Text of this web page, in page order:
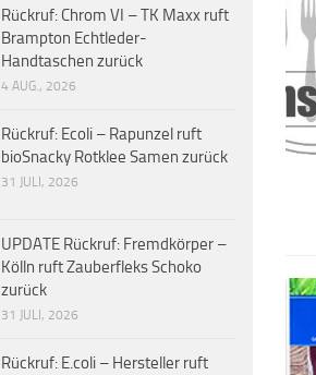
Rückruf: Chrom VI – TK Maxx ruft
Brampton Echtleder-
Handtaschen zurück
4 AUG., 2026
Rückruf: Ecoli – Rapunzel ruft
bioSnacky Rotklee Samen zurück
31 JULI, 2026
UPDATE Rückruf: Fremdkörper –
Kölln ruft Zauberfleks Schoko
zurück
31 JULI, 2026
Rückruf: E.coli – Hersteller ruft